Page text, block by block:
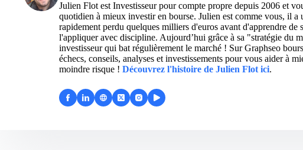
Julien Flot est Investisseur pour compte propre depuis 2006 et
quotidien à mieux investir en bourse. Julien est comme vous, il a
rapidement perdu quelques milliers d'euros avant d'apprendre de
l'appliquer avec discipline. Aujourd’hui grâce à sa "stratégie du
investisseur qui bat régulièrement le marché ! Sur Graphseo
échecs, conseils, analyses et investissements pour vous aider à
moindre risque ! Découvrez l'histoire de Julien Flot ici.